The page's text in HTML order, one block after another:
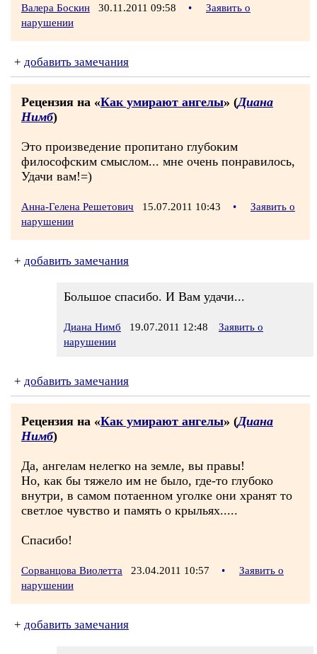
Валера Боскин 30.11.2011 09:58 •
Заявить о
нарушении
+ добавить замечания
Рецензия на «Как умирают ангелы» (Диана
Нимб)
Это произведение пропитано глубоким
философским смыслом... мне очень понравилось,
Удачи вам!=)
Анна-Гелена Решетович 15.07.2011 10:43 •
Заявить о
нарушении
+ добавить замечания
Большое спасибо. И Вам удачи...
Диана Нимб 19.07.2011 12:48
Заявить о
нарушении
+ добавить замечания
Рецензия на «Как умирают ангелы» (Диана
Нимб)
Да, ангелам нелегко на земле, вы правы!
Но, как бы тяжело им не было, где-то глубоко
внутри, в самом потаенном уголке они хранят то
светлое чувство и память о крыльях.....
Спасибо!
Сорванцова Виолетта 23.04.2011 10:57 •
Заявить о
нарушении
+ добавить замечания